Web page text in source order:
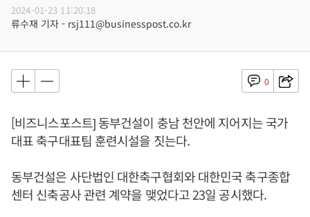
2024-01-23 11:20:18
류수재 기자 - rsj111@businesspost.co.kr
0
[비즈니스포스트] 동부건설이 충남 천안에 지어지는 국가
대표 축구대표팀 훈련시설을 짓는다.
동부건설은 사단법인 대한축구협회와 대한민국 축구종합
센터 신축공사 관련 계약을 맺었다고 23일 공시했다.